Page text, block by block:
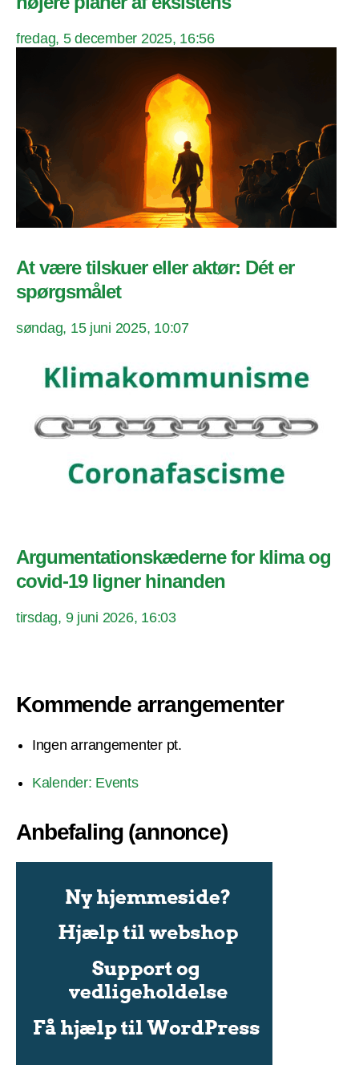
fredag, 5 december 2025, 16:56
At være tilskuer eller aktør: Dét er
spørgsmålet
søndag, 15 juni 2025, 10:07
Argumentationskæderne for klima og
covid-19 ligner hinanden
tirsdag, 9 juni 2026, 16:03
Kommende arrangementer
Ingen arrangementer pt.
Kalender: Events
Anbefaling (annonce)